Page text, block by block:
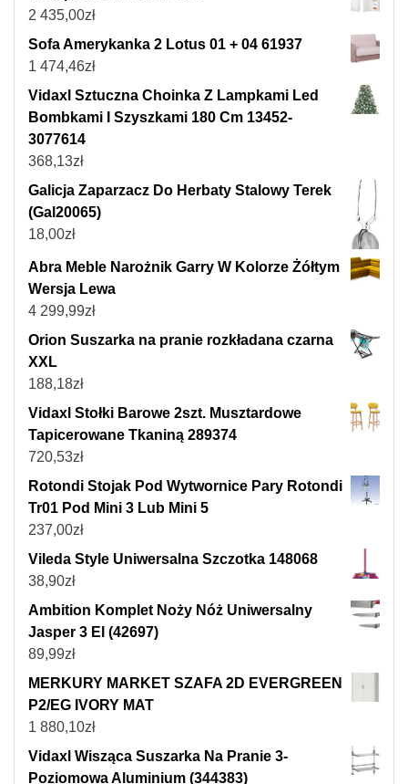
2 435,00zł
Sofa Amerykanka 2 Lotus 01 + 04 61937
1 474,46zł
Vidaxl Sztuczna Choinka Z Lampkami Led
Bombkami I Szyszkami 180 Cm 13452-
3077614
368,13zł
Galicja Zaparzacz Do Herbaty Stalowy Terek
(Gal20065)
18,00zł
Abra Meble Narożnik Garry W Kolorze Żółtym
Wersja Lewa
4 299,99zł
Orion Suszarka na pranie rozkładana czarna
XXL
188,18zł
Vidaxl Stołki Barowe 2szt. Musztardowe
Tapicerowane Tkaniną 289374
720,53zł
Rotondi Stojak Pod Wytwornice Pary Rotondi
Tr01 Pod Mini 3 Lub Mini 5
237,00zł
Vileda Style Uniwersalna Szczotka 148068
38,90zł
Ambition Komplet Noży Nóż Uniwersalny
Jasper 3 El (42697)
89,99zł
MERKURY MARKET SZAFA 2D EVERGREEN
P2/EG IVORY MAT
1 880,10zł
Vidaxl Wisząca Suszarka Na Pranie 3-
Poziomowa Aluminium (344383)